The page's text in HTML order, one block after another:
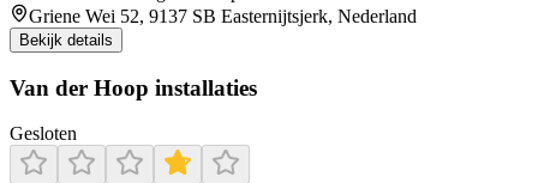
Griene Wei 52, 9137 SB Easternijtsjerk, Nederland
Bekijk details
Van der Hoop installaties
Gesloten